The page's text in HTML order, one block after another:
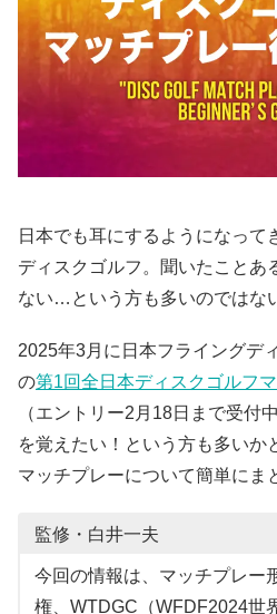
日本でも耳にするようになって
ディスクゴルフ。聞いたことあ
ない…という方も多いのではな
2025年3月に日本フライングデ
の第1回全日本ディスクゴルフ
（エントリー2月18日まで受付
を覚えたい！という方も多いか
マッチプレーについて簡単にま
監修・白井一夫
今回の情報は、マッチプレー
権、WTDGC（WFDF2024世